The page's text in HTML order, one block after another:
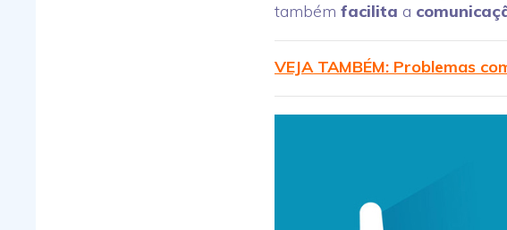
também facilita a
VEJA TAMBÉM: Problemas